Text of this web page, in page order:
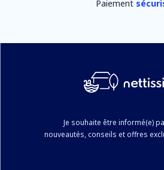
Paiement
Je souhaite être informé(e)
nouveautés, conseils et offres